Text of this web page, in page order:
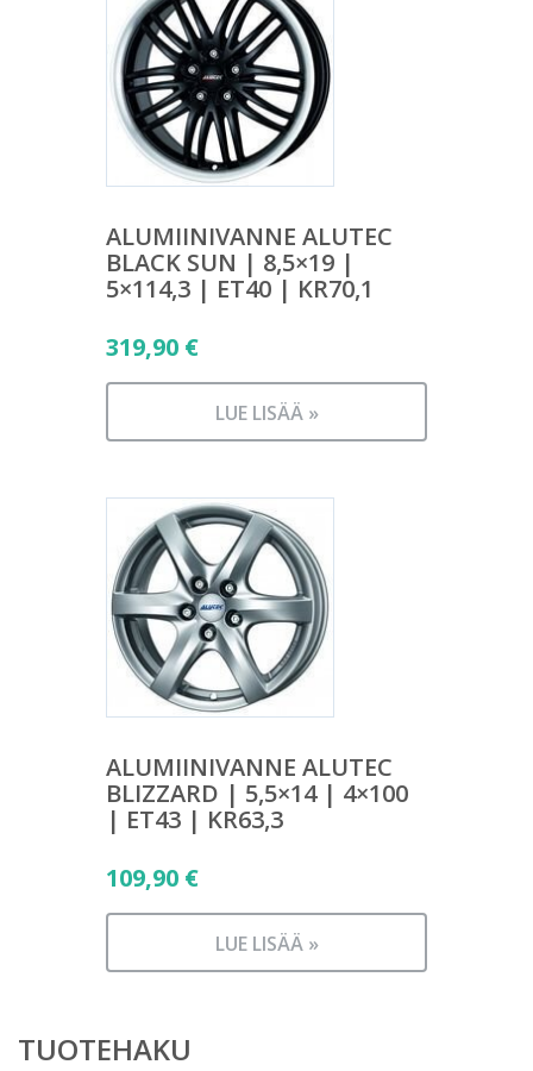
ALUMIINIVANNE ALUTEC
BLACK SUN | 8,5×19 |
5×114,3 | ET40 | KR70,1
319,90 €
LUE LISÄÄ »
ALUMIINIVANNE ALUTEC
BLIZZARD | 5,5×14 | 4×100
| ET43 | KR63,3
109,90 €
LUE LISÄÄ »
TUOTEHAKU